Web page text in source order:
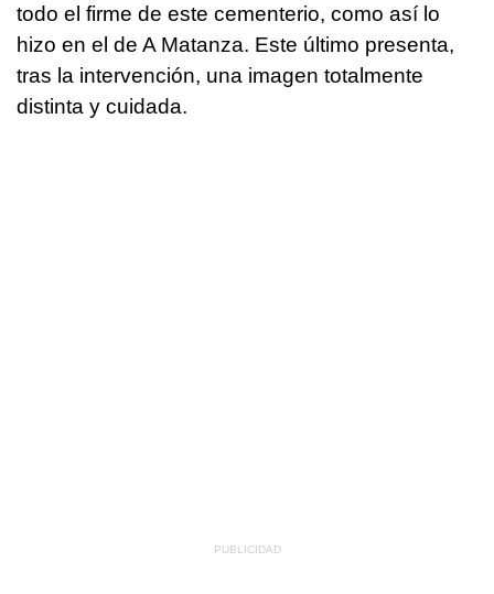
todo el firme de este cementerio, como así lo
hizo en el de A Matanza. Este último presenta,
tras la intervención, una imagen totalmente
distinta y cuidada.